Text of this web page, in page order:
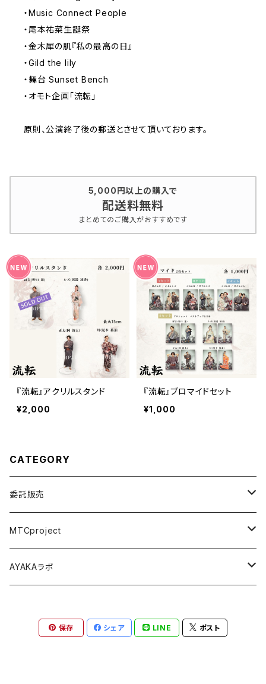
・Music Connect People
・尾本祐菜生誕祭
・金木犀の肌『私の最高の日』
・Gild the lily
・舞台 Sunset Bench
・オモト企画「流転」
原則、公演終了後の郵送とさせて頂いております。
5,000円以上の購入で
配送料無料
まとめてのご購入がおすすめです
『流転』アクリルスタンド
¥2,000
『流転』ブロマイドセット
¥1,000
CATEGORY
委託販売
パジャマパーティー ~うちらの部屋へようこそ~
舞台 Seizing the day
尾本祐菜生誕祭
MTCproject
Choose My Story!
AYAKAラボ
保存 シェア LINE ポスト